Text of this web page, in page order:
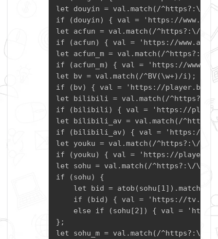
let douyin = val.match(/^https?:\/\/
if (douyin) { val = 'https://
let acfun = val.match(/^https?:\/\/
if (acfun) { val = 'https://
let acfun_m = val.match(/
if (acfun_m) { val = 'https://
let bv = val.match(/^BV(\w+)/i);
if (bv) { val = 'https://
let bilibili = val.match(/^https?:\/
if (bilibili) { val = 'https://
let bilibili_av = val.match(/
if (bilibili_av) { val = 'https://
let youku = val.match(/^https?:\/\/
if (youku) { val = 'https://
let sohu = val.match(/^https?:\/\/
if (sohu) {
let bid = atob(sohu[1]).match(/
if (bid) { val = 'https://
else if (sohu[2]) { val =
};
let sohu_m = val.match(/